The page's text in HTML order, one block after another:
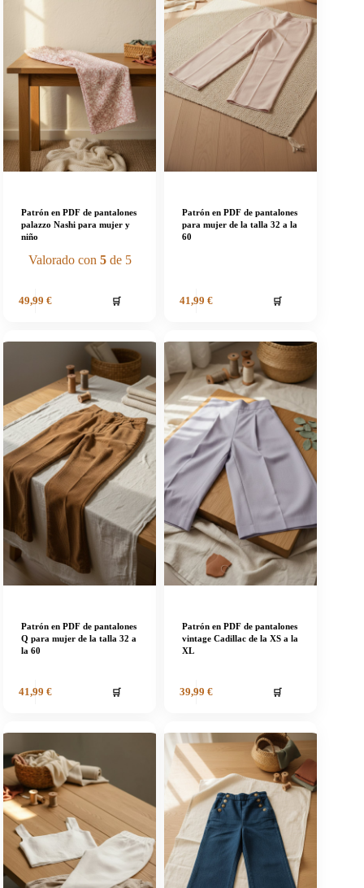
Patrón en PDF de pantalones
palazzo Nashi para mujer y
niño
Valorado con 5de 5
49,99 € 🛒
Patrón en PDF de pantalones
para mujer de la talla 32 a la
60
41,99 € 🛒
Patrón en PDF de pantalones
Q para mujer de la talla 32 a
la 60
41,99 € 🛒
Patrón en PDF de pantalones
vintage Cadillac de la XS a la
XL
39,99 € 🛒